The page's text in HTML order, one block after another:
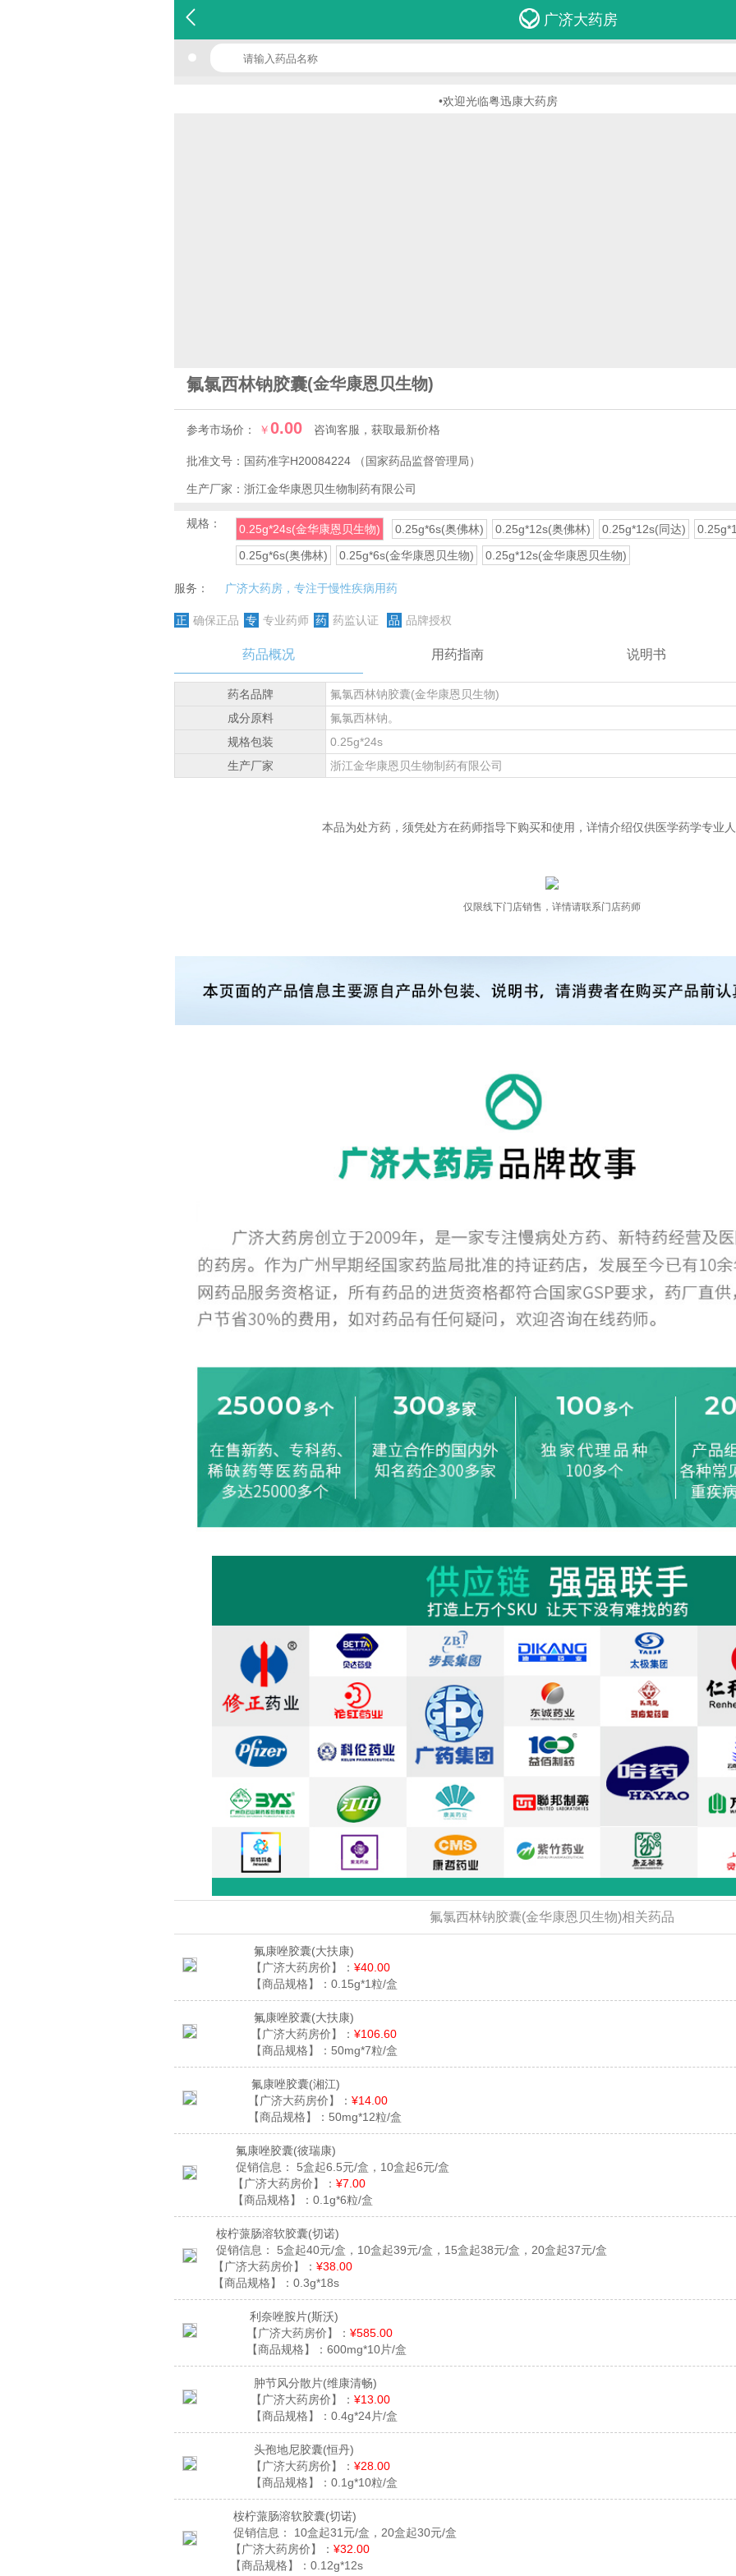
广济大药房
•欢迎光临粤迅康大药房
氟氯西林钠胶囊(金华康恩贝生物)
参考市场价： ￥0.00 咨询客服，获取最新价格
批准文号： 国药准字H20084224 （国家药品监督管理局）
生产厂家： 浙江金华康恩贝生物制药有限公司
规格： 0.25g*24s(金华康恩贝生物) 0.25g*6s(奥佛林) 0.25g*12s(奥佛林) 0.25g*12s(同达)
0.25g*6s(奥佛林)
0.25g*6s(金华康恩贝生物) 0.25g*12s(金华康恩贝生物)
服务： 广济大药房，专注于慢性疾病用药
正 确保正品 专 专业药师 药 药监认证 品 品牌授权
药品概况 用药指南 说明书
药名品牌
氟氯西林钠胶囊(金华康恩贝生物)
成分原料
氟氯西林钠。
规格包装
0.25g*24s
生产厂家
浙江金华康恩贝生物制药有限公司
本品为处方药，须凭处方在药师指导下购买和使用，详情介绍仅供医学药学专业
仅限线下门店销售，详情请联系门店药师
氟氯西林钠胶囊(金华康恩贝生物)相关药品
氟康唑胶囊(大扶康)
【广济大药房价】： ¥40.00
【商品规格】： 0.15g*1粒/盒
氟康唑胶囊(大扶康)
【广济大药房价】： ¥106.60
【商品规格】： 50mg*7粒/盒
氟康唑胶囊(湘江)
【广济大药房价】： ¥14.00
【商品规格】： 50mg*12粒/盒
氟康唑胶囊(彼瑞康)
促销信息：
5盒起6.5元/盒，10盒起6元/盒
【广济大药房价】： ¥7.00
【商品规格】： 0.1g*6粒/盒
桉柠蒎肠溶软胶囊(切诺)
促销信息：
5盒起40元/盒，10盒起39元/盒，15盒起38元/盒，20盒起37元/盒
【广济大药房价】： ¥38.00
【商品规格】： 0.3g*18s
利奈唑胺片(斯沃)
【广济大药房价】： ¥585.00
【商品规格】： 600mg*10片/盒
肿节风分散片(维康清畅)
【广济大药房价】： ¥13.00
【商品规格】： 0.4g*24片/盒
头孢地尼胶囊(恒丹)
【广济大药房价】： ¥28.00
【商品规格】： 0.1g*10粒/盒
桉柠蒎肠溶软胶囊(切诺)
促销信息：
10盒起31元/盒，20盒起30元/盒
【广济大药房价】： ¥32.00
【商品规格】： 0.12g*12s